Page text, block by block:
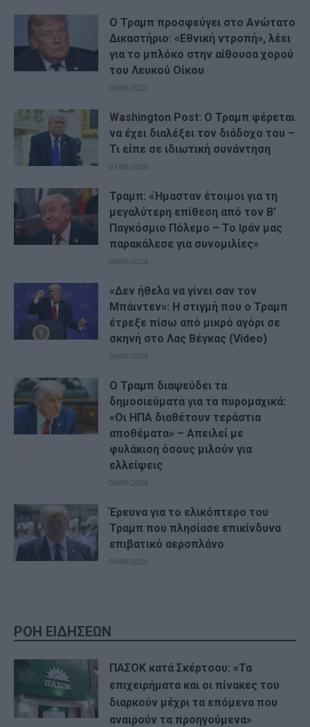
Ο Τραμπ προσφεύγει στο Ανώτατο
Δικαστήριο: «Εθνική ντροπή», λέει
για το μπλόκο στην αίθουσα χορού
του Λευκού Οίκου
08/08/2026
Washington Post: Ο Τραμπ φέρεται
να έχει διαλέξει τον διάδοχο του –
Τι είπε σε ιδιωτική συνάντηση
07/08/2026
Τραμπ: «Ήμασταν έτοιμοι για τη
μεγαλύτερη επίθεση από τον Β’
Παγκόσμιο Πόλεμο – Το Ιράν μας
παρακάλεσε για συνομιλίες»
06/08/2026
«Δεν ήθελα να γίνει σαν τον
Μπάιντεν»: Η στιγμή που ο Τραμπ
έτρεξε πίσω από μικρό αγόρι σε
σκηνή στο Λας Βέγκας (Video)
06/08/2026
Ο Τραμπ διαψεύδει τα
δημοσιεύματα για τα πυρομαχικά:
«Οι ΗΠΑ διαθέτουν τεράστια
αποθέματα» – Απειλεί με
φυλάκιση όσους μιλούν για
ελλείψεις
06/08/2026
Έρευνα για το ελικόπτερο του
Τραμπ που πλησίασε επικίνδυνα
επιβατικό αεροπλάνο
06/08/2026
ΡΟΗ ΕΙΔΗΣΕΩΝ
ΠΑΣΟΚ κατά Σκέρτσου: «Τα
επιχειρήματα και οι πίνακες του
διαρκούν μέχρι τα επόμενα που
αναιρούν τα προηγούμενα»